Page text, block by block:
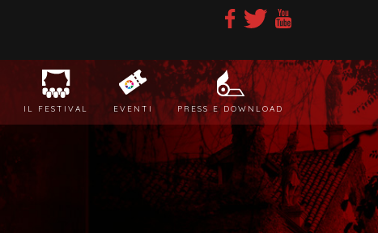
IL FESTIVAL EVENTI PRESS E DOWNLOAD